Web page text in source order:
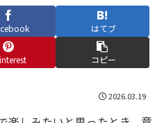
はてブ
コピー
2026.03.19